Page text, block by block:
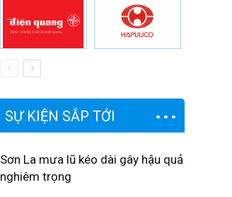
SỰ KIỆN SẮP TỚI
Sơn La mưa lũ kéo dài gây hậu quả
nghiêm trọng